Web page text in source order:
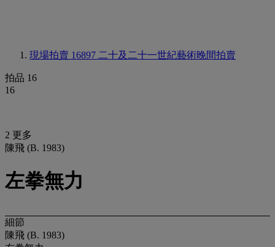
現場拍賣 16897 二十及二十一世紀藝術晚間拍賣
拍品 16
16
2 更多
陳飛 (B. 1983)
左拳無力
細節
陳飛 (B. 1983)